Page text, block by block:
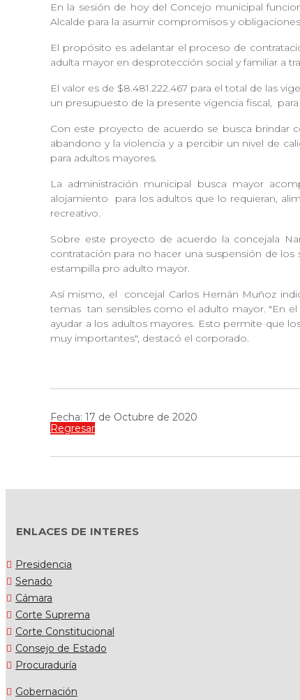
En la sesión de hoy del Concejo municipal
Alcalde para la asumir compromisos y
El propósito es adelantar el proceso de
adulta mayor en desprotección social y familiar a
El valor es de $8.481.222.467 para el total de las
un presupuesto de la presente vigencia fiscal,
Con este proyecto de acuerdo se busca brindar
abandono y la violencia y a percibir un nivel de
para adultos mayores.
La administración municipal busca mayor
alojamiento
para los adultos que lo requieran,
recreativo.
Sobre este proyecto de acuerdo la concejala
contratación para no hacer una suspensión de los
estampilla pro adulto mayor.
Así mismo, el concejal Carlos Hernán Muñoz
temas tan sensibles como el adulto mayor. "En
ayudar a los adultos mayores. Esto permite que
muy importantes", destacó el corporado.
Fecha: 17 de Octubre de 2020
Regresar
ENLACES DE INTERES
Presidencia
Senado
Cámara
Corte Suprema
Corte Constitucional
Consejo de Estado
Procuraduría
Gobernación